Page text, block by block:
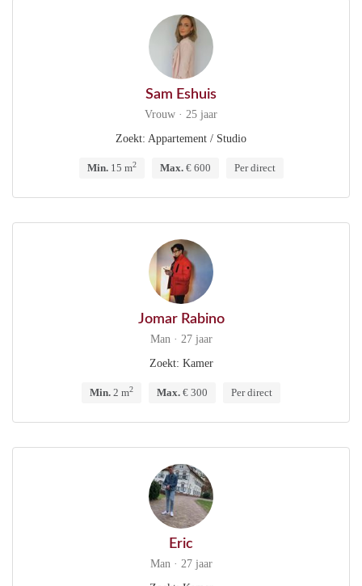
Sam Eshuis
Vrouw · 25 jaar
Zoekt: Appartement / Studio
Min.15 m2 Max.€ 600 Per direct
Jomar Rabino
Man · 27 jaar
Zoekt: Kamer
Min. 2 m2 Max. € 300 Per direct
Eric
Man · 27 jaar